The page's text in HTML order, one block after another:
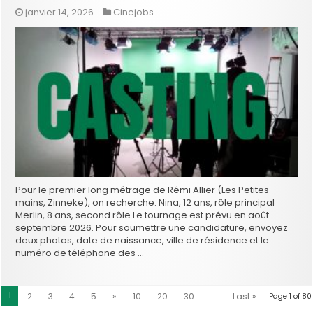
janvier 14, 2026 Cinejobs
Pour le premier long métrage de Rémi Allier (Les Petites
mains, Zinneke), on recherche: Nina, 12 ans, rôle principal
Merlin, 8 ans, second rôle Le tournage est prévu en août-
septembre 2026. Pour soumettre une candidature, envoyez
deux photos, date de naissance, ville de résidence et le
numéro de téléphone des …
Page 1 of 80
1 2 3 4 5 » 10 20 30 ... Last »